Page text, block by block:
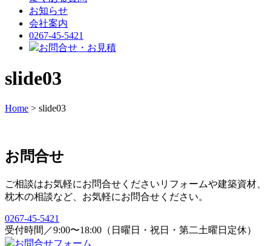
お知らせ
会社案内
0267-45-5421
お問合せ・お見積
slide03
Home > slide03
お問合せ
ご相談はお気軽にお問合せください リフォームや建築資材、
枕木の相談など、お気軽にお問合せください。
0267-45-5421
受付時間／9:00〜18:00（日曜日・祝日・第二土曜日定休）
お問合せフォーム